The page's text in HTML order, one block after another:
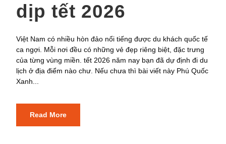
dịp tết 2026
Việt Nam có nhiều hòn đảo nổi tiếng được du khách quốc tế
ca ngợi. Mỗi nơi đều có những vẻ đẹp riêng biệt, đặc trưng
của từng vùng miền. tết 2026 năm nay bạn đã dự định đi du
lịch ở địa điểm nào chư. Nếu chưa thì bài viết này Phú Quốc
Xanh...
Read More